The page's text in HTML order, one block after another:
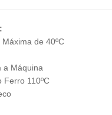
de 40ºC
a Máquina
Ferro 110ºC